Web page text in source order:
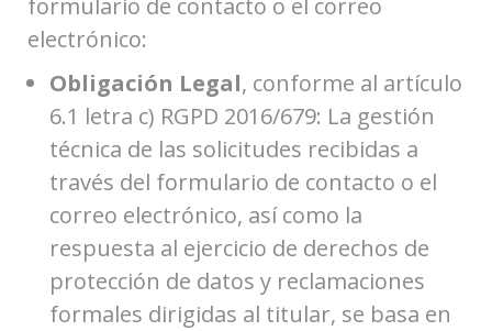
formulario de contacto o el correo
electrónico:
Obligación Legal, conforme al artículo
6.1 letra c) RGPD 2016/679: La gestión
técnica de las solicitudes recibidas a
través del formulario de contacto o el
correo electrónico, así como la
respuesta al ejercicio de derechos de
protección de datos y reclamaciones
formales dirigidas al titular, se basa en